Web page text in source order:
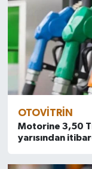
OTOVITRIN
Motorine 3,50
yarısından